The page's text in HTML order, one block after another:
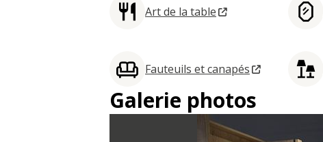
Art de la table
Fauteuils et canapés
Galerie photos